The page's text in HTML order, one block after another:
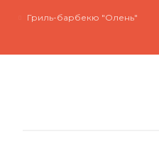
Гриль-барбекю "Олень"